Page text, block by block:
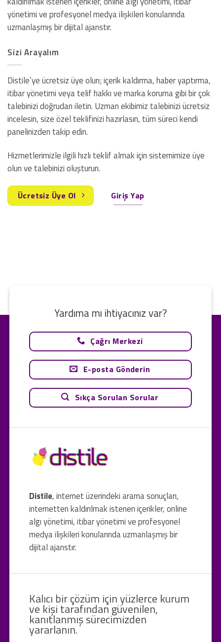
yönetimi ve profesyonel medya ilişkileri konularında
uzmanlaşmış bir dijital ajanstır.
Sizi Arayalım
Distile’ye ücretsiz üye olun; içerik kaldırma, haber yaptırma,
itibar yönetimi veya telif hakkı ve marka koruma gibi bir çok
talebinizi doğrudan iletin. Uzman ekibimiz talebinizi ücretsiz
incelesin, size özel teklifinizi hazırlasın, tüm süreci kendi
panelinizden takip edin.
Hizmetlerimizle ilgili hızlı teklif almak için sistemimize üye
olun ve talebinizi oluşturun.
Ücretsiz Üye Ol Giriş Yap
Distile, internet üzerindeki arama sonuçları,
internetten kaldırılmak istenen içerikler, online
algı yönetimi, itibar yönetimi ve profesyonel
medya ilişkileri konularında uzmanlaşmış bir
dijital ajanstır.
Yardıma mı ihtiyacınız var?
Çağrı Merkezi
E-posta Gönderin
Sıkça Sorulan Sorular
Kalıcı bir çözüm için yüzlerce kurum
ve kişi tarafından güvenilen,
kanıtlanmış sürecimizden
yararlanın.